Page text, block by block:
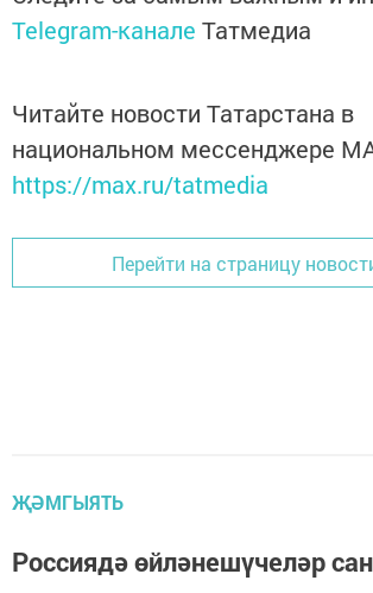
Telegram-канале Татмедиа
Читайте новости Татарстана в
национальном мессенджере
https://max.ru/tatmedia
Перейти на страницу
ҖӘМГЫЯТЬ
Россиядә өйләнешүчеләр